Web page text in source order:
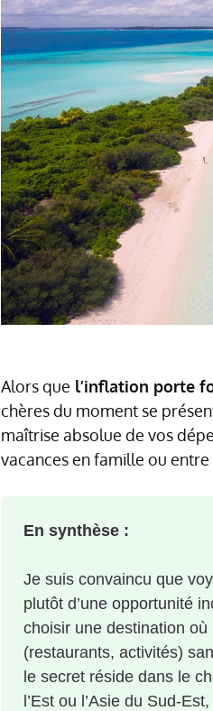
Alors que l’inflation porte
chères du moment se
maîtrise absolue de vos
vacances en famille ou entre
En synthèse :
Je suis convaincu que
plutôt d’une opportunité
choisir une destination
(restaurants, activités)
le secret réside dans le
l’Est ou l’Asie du Sud-